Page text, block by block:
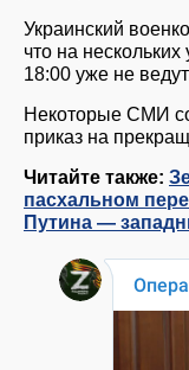
Украинский
что на
18:00 уже не
Некоторые СМИ
приказ на
Читайте также:
пасхальном
Путина —